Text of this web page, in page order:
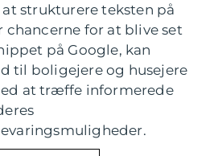
strukturere teksten på
chancerne for at blive set
på Google, kan
til boligejere og husejere
at træffe informerede